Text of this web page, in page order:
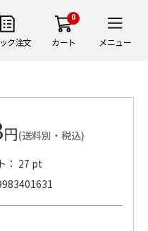
ク注文
0
カート メニュー
円(送料別・税込)
： 27 pt